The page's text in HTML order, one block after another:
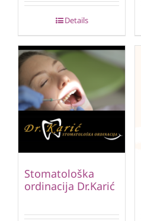
Details
Stomatološka
ordinacija Dr.Karić